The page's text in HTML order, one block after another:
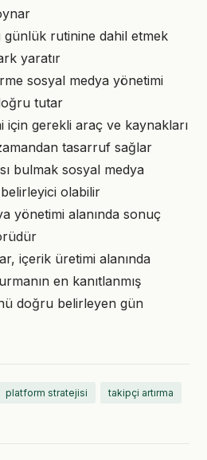
rutinine dahil etmek
yaratır
sosyal medya yönetimi
tutar
için gerekli araç ve kaynakları
tasarruf sağlar
bulmak sosyal medya
olabilir
yönetimi alanında sonuç
içerik üretimi alanında
en kanıtlanmış
doğru belirleyen gün
platform stratejisi takipçi artırma